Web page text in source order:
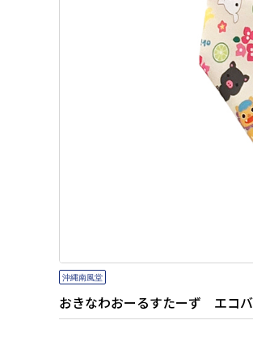
おきなわおーるすたーず エコ